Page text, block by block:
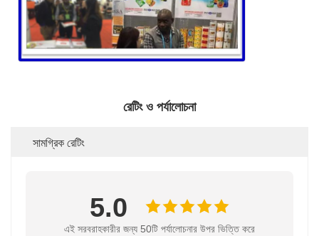
রেটিং ও পর্যালোচনা
সামগ্রিক রেটিং
5.0
এই সরবরাহকারীর জন্য 50টি পর্যালোচনার উপর ভিত্তি করে